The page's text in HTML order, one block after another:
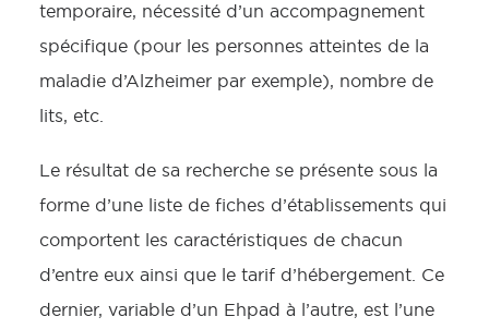
temporaire, nécessité d’un accompagnement
spécifique (pour les personnes atteintes de la
maladie d’Alzheimer par exemple), nombre de
lits, etc.
Le résultat de sa recherche se présente sous la
forme d’une liste de fiches d’établissements qui
comportent les caractéristiques de chacun
d’entre eux ainsi que le tarif d’hébergement. Ce
dernier, variable d’un Ehpad à l’autre, est l’une